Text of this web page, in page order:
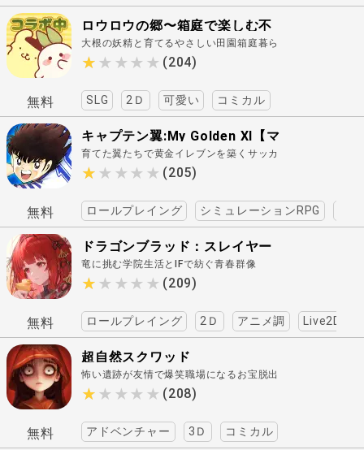
無料
ロウロウの郷〜箱庭で楽しむ不
思議な暮らし〜
大根の妖精と育てるやさしい田園箱庭暮ら
し..
SLG 2Ｄ 可愛い コミカル
★★★★★
★★★★★ (204)
無料
キャプテン翼:My Golden XI【マ
イイレ】
育てた翼たちで黄金イレブンを築くサッカ
ー育成..
ロールプレイング シミュレーションRPG
★★★★★
★★★★★ (205)
無料
ドラゴンブラッド：スレイヤー
ズ学院
竜に挑む学院生活とIFで紡ぐ青春群像
RPG..
ロールプレイング 2Ｄ アニメ調 Live2D
★★★★★
★★★★★ (209)
無料
超自然スクワッド
怖い遺跡が友情で爆笑職場になるお宝脱出
劇！ ..
アドベンチャー 3Ｄ コミカル
★★★★★
★★★★★ (208)